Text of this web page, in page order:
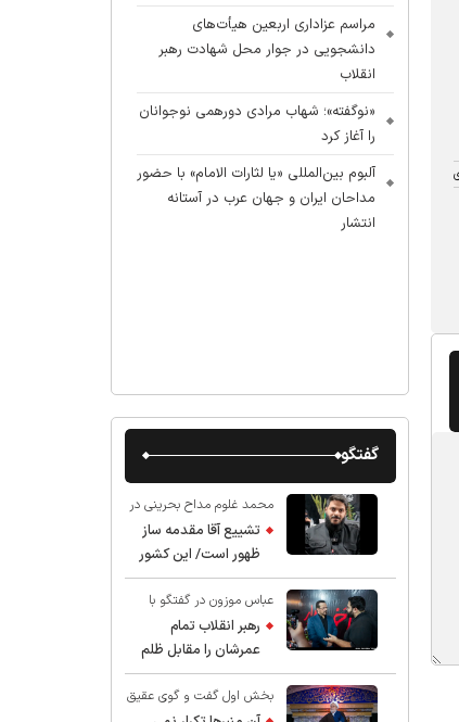
مراسم عزاداری اربعین هیأت‌های
دانشجویی در جوار محل شهادت رهبر
انقلاب
«نوگفته»؛ شهاب مرادی دورهمی نوجوانان
را آغاز کرد
آلبوم بین‌المللی «یا لثارات الامام» با حضور
مداحان ایران و جهان عرب در آستانه
انتشار
گفتگو
محمد غلوم مداح بحرینی در
گفت و گو با عقیق:
تشییع آقا مقدمه ساز
ظهور است/ این کشور
صاحب دارد
عباس موزون در گفتگو با
عقیق:رهبر انقلاب تمام
عمرشان را مقابل ظلم
ایستادند پس نباید از
شهادت ایشان شگفت
بخش اول گفت و گوی عقیق
با استاد حسین انصاریان: